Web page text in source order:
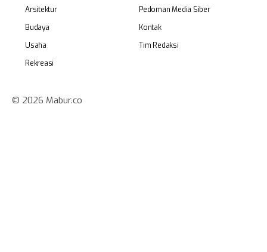
Arsitektur
Budaya
Usaha
Rekreasi
Pedoman Media Siber
Kontak
Tim Redaksi
© 2026 Mabur.co